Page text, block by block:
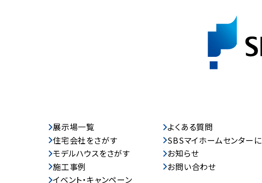
展示場一覧
住宅会社をさがす
モデルハウスをさがす
施工事例
イベント・キャンペーン
よくある質問
SBSマイホームセンター
お知らせ
お問い合わせ